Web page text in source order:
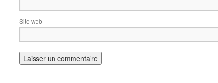
Site web